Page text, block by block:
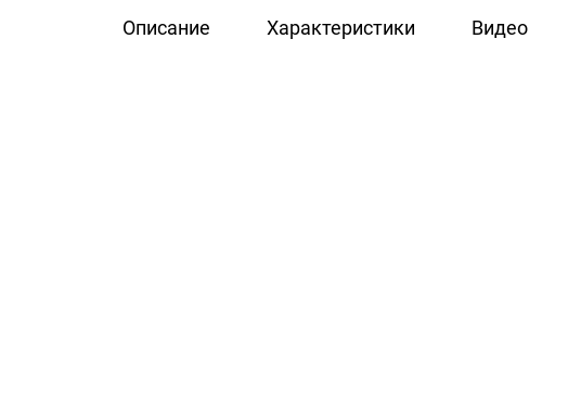
Описание Характеристики Видео